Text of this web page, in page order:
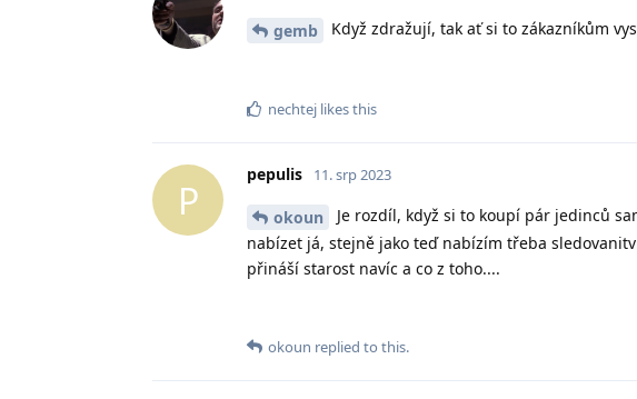
gemb Když zdražují, tak ať si to zákazníkům
nechtej likes this
P
pepulis 11. srp 2023
okoun
Je rozdíl, když si to koupí pár jedinců
nabízet já, stejně jako teď nabízím třeba
přináší starost navíc a co z toho....
okoun replied to this.